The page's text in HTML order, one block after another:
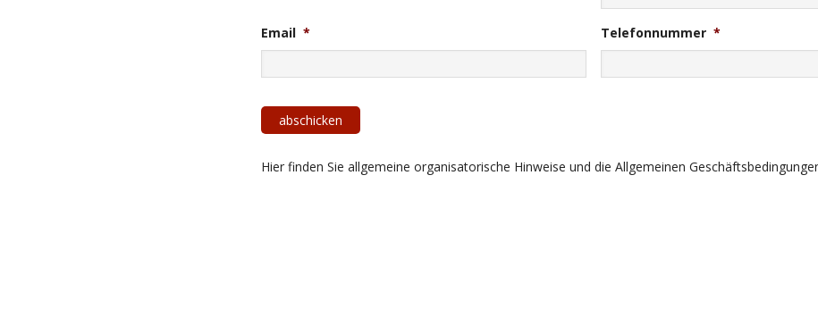
Email * Telefonnummer *
Hier finden Sie allgemeine organisatorische Hinweise und die Allgemeinen